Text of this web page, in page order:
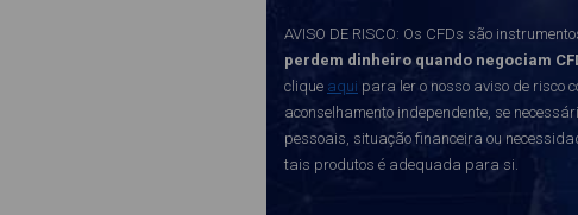
AVISO DE RISCO: Os CFDs são
perdem dinheiro quando negociam
clique aqui para ler o nosso aviso de risco
aconselhamento independente, se
pessoais, situação financeira ou
tais produtos é adequada para si.